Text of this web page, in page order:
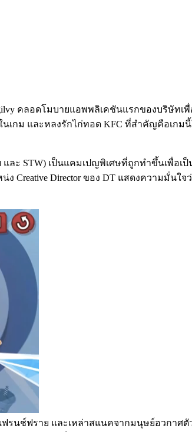
คลอดโมบายแอพพลิเคชันแรกของบริษัทเพื่
กม และหลงรักไก่ทอด KFC ที่สำคัญคือเกม
และ STW) เป็นแคมเปญพิเศษที่ถูกทำขึ้นเพื่
น่ง Creative Director ของ DT แสดงความมั่
เฟรนช์ฟราย และเหล่าสแนคจากมนุษย์อวกา